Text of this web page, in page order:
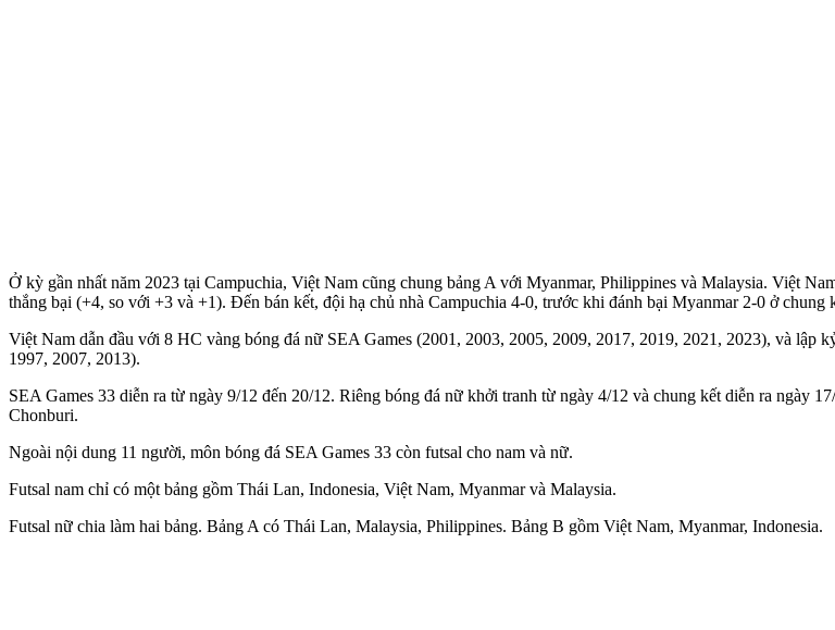
Ở kỳ gần nhất năm 2023 tại Campuchia, Việt Nam cũng chung bảng A với Myanmar, Philippines và Malaysia. Việt
thắng bại (+4, so với +3 và +1). Đến bán kết, đội hạ chủ nhà Campuchia 4-0, trước khi đánh bại Myanmar 2-0 ở
Việt Nam dẫn đầu với 8 HC vàng bóng đá nữ SEA Games (2001, 2003, 2005, 2009, 2017, 2019, 2021, 2023), và
1997, 2007, 2013).
SEA Games 33 diễn ra từ ngày 9/12 đến 20/12. Riêng bóng đá nữ khởi tranh từ ngày 4/12 và chung kết diễn ra ngày
Chonburi.
Ngoài nội dung 11 người, môn bóng đá SEA Games 33 còn futsal cho nam và nữ.
Futsal nam chỉ có một bảng gồm Thái Lan, Indonesia, Việt Nam, Myanmar và Malaysia.
Futsal nữ chia làm hai bảng. Bảng A có Thái Lan, Malaysia, Philippines. Bảng B gồm Việt Nam, Myanmar, Indonesia.